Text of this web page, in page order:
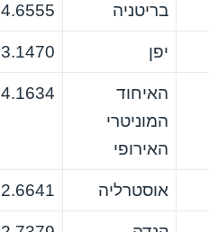
בריטניה 4.6555
יפן 3.1470
האיחוד
המוניטרי
האירופי
4.1634
אוסטרליה 2.6641